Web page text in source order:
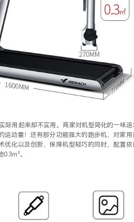
际用起来却不实用。商家对机型简化的一味追
运动量！还有部分功能强大的跑步机，对家用
优化以及创新，保障机型轻巧的同时，配置依
0.3m²。